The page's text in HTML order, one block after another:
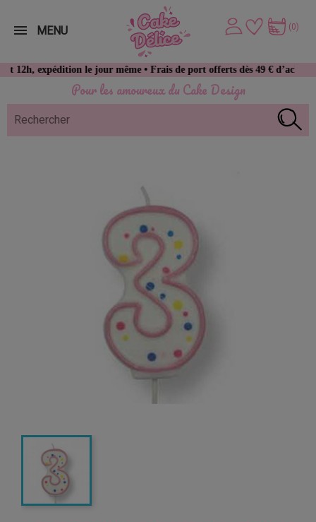
Pour les amoureux du Cake Design
expédition le jour même • Frais de port offerts dès 49 € d’achat
(0)
MENU